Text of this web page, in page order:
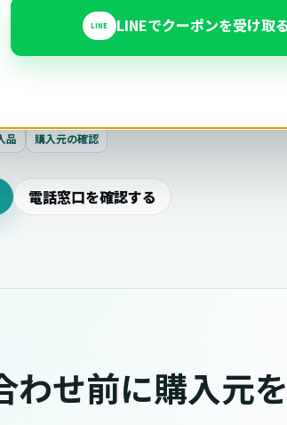
LINE LINEでクーポンを受け取る
購入品のサポートはAzgate窓口で承ります
、Yahoo!ショッピング、楽天市場な
ご案内します。
品 購入元の確認
電話窓口を確認する
わせ前に購入元